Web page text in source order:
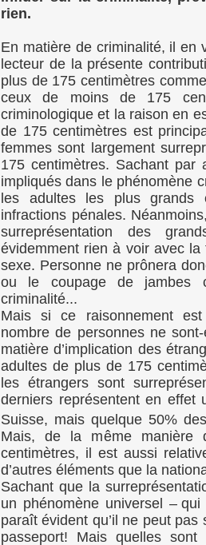
rien.
En matière de criminalité, il en
lecteur de la présente
plus de 175 centimètres
ceux de moins de 175
criminologique et la raison en
de 175 centimètres est
femmes sont largement
175 centimètres. Sachant par
impliqués dans le phénomène
les adultes les plus grands
infractions pénales.
surreprésentation des
évidemment rien à voir avec
sexe. Personne ne prônera
ou le coupage de jambes
criminalité...
Mais si ce raisonnement
nombre de personnes ne
matière d’implication des
adultes de plus de 175
les étrangers sont
derniers représentent en
Suisse, mais quelque 50%
Mais, de la même
centimètres, il est aussi
d’autres éléments que la
Sachant que la
un phénomène universel –
paraît évident qu’il ne peut pas
passeport! Mais quelles